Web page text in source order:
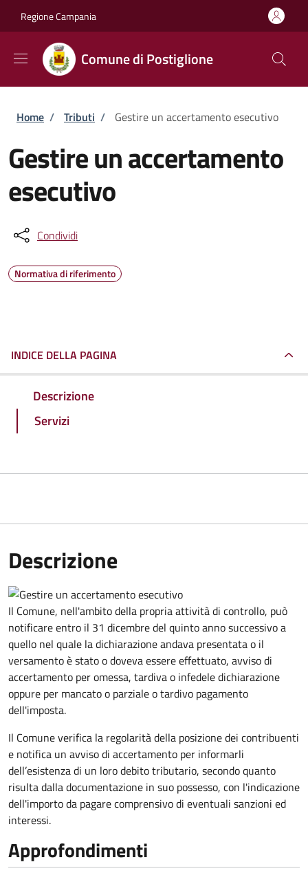
Regione Campania
Comune di Postiglione
Briciole di pane
Home / Tributi / Gestire un accertamento esecutivo
Gestire un accertamento
esecutivo
Condividi
Normativa di riferimento
INDICE DELLA PAGINA
Descrizione
Servizi
Descrizione
Il Comune, nell'ambito della propria attività di controllo, può
notificare entro il 31 dicembre del quinto annosuccessivo a
quello nel quale la dichiarazione andava presentata o il
versamento è stato o doveva essere effettuato, avviso di
accertamento per omessa, tardiva o infedele dichiarazione
oppure per mancato o parziale o tardivo pagamento
dell'imposta.
Il Comune verifica la regolarità della posizione dei contribuenti
e notifica un avviso di accertamento per informarli
dell’esistenza di un loro debito tributario, secondo quanto
risulta dalla documentazione in suo possesso, con l'indicazione
dell'importo da pagare comprensivo di eventuali sanzioni ed
interessi.
Approfondimenti